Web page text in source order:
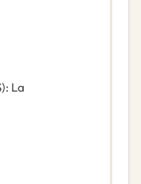
: La